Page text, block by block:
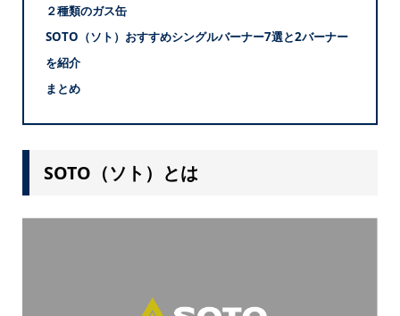
２種類のガス缶
SOTO（ソト）おすすめシングルバーナー7選と2バーナー
を紹介
まとめ
SOTO（ソト）とは